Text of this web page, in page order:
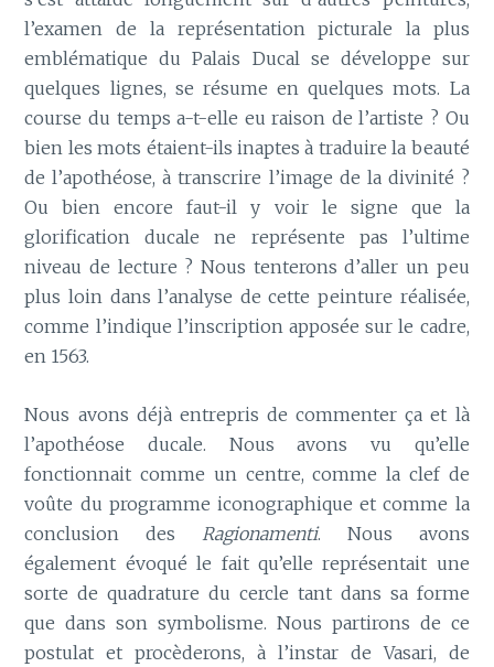
l’examen de la représentation picturale la plus
emblématique du Palais Ducal se développe sur
quelques lignes, se résume en quelques mots. La
course du temps a-t-elle eu raison de l’artiste ? Ou
bien les mots étaient-ils inaptes à traduire la beauté
de l’apothéose, à transcrire l’image de la divinité ?
Ou bien encore faut-il y voir le signe que la
glorification ducale ne représente pas l’ultime
niveau de lecture ? Nous tenterons d’aller un peu
plus loin dans l’analyse de cette peinture réalisée,
comme l’indique l’inscription apposée sur le cadre,
en 1563.
Nous avons déjà entrepris de commenter ça et là
l’apothéose ducale. Nous avons vu qu’elle
fonctionnait comme un centre, comme la clef de
voûte du programme iconographique et comme la
conclusion des Ragionamenti. Nous avons
également évoqué le fait qu’elle représentait une
sorte de quadrature du cercle tant dans sa forme
que dans son symbolisme. Nous partirons de ce
postulat et procèderons, à l’instar de Vasari, de